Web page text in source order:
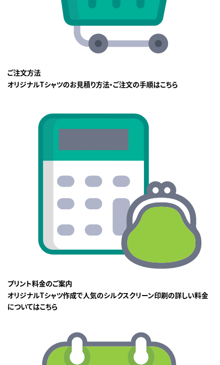
ご注文方法
オリジナルTシャツのお見積り方法・ご注文の手順はこちら
プリント料金のご案内
オリジナルTシャツ作成で人気のシルクスクリーン印刷の詳しい料金
についてはこちら